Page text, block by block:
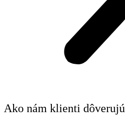
Ako nám klienti dôverujú